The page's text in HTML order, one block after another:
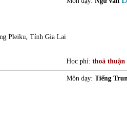
Pleiku, Tỉnh Gia Lai
Học phí: thoả thuận
Môn dạy: Tiếng